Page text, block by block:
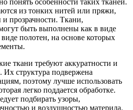
из тонких нитей или пряжи,
и прозрачности. Ткани,
быть выполнены как в виде
полотен, на основе которых
ткани требуют аккуратности и
Их структура подвержена
поэтому лучше использовать
легко поддается обработке.
подбирать узоры,
и воздушностью материла.